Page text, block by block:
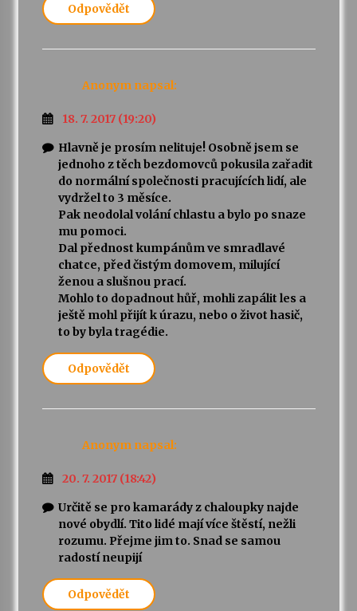
Odpovědět
Anonym napsal:
18. 7. 2017 (19:20)
Hlavně je prosím nelituje! Osobně jsem se
jednoho z těch bezdomovců pokusila zařadit
do normální společnosti pracujících lidí, ale
vydržel to 3 měsíce.
Pak neodolal volání chlastu a bylo po snaze
mu pomoci.
Dal přednost kumpánům ve smradlavé
chatce, před čistým domovem, milující
ženou a slušnou prací.
Mohlo to dopadnout hůř, mohli zapálit les a
ještě mohl přijít k úrazu, nebo o život hasič,
to by byla tragédie.
Odpovědět
Anonym napsal:
20. 7. 2017 (18:42)
Určitě se pro kamarády z chaloupky najde
nové obydlí. Tito lidé mají více štěstí, nežli
rozumu. Přejme jim to. Snad se samou
radostí neupijí
Odpovědět